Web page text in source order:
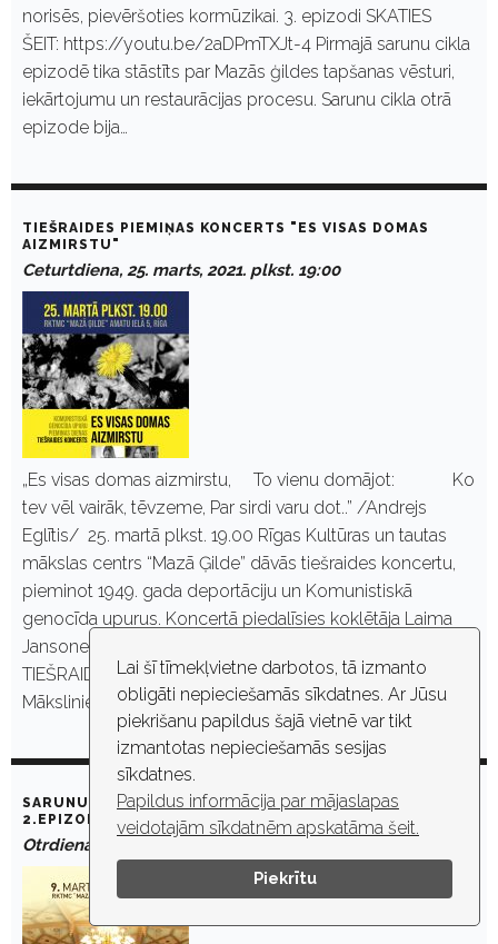
Lai šī tīmekļvietne darbotos, tā izmanto
obligāti nepieciešamās sīkdatnes. Ar Jūsu
piekrišanu papildus šajā vietnē var tikt
izmantotas nepieciešamās sesijas
sīkdatnes.
Papildus informācija par mājaslapas
veidotajām sīkdatnēm apskatāma šeit.
Piekrītu
norisēs, pievēršoties kormūzikai. 3. epizodi SKATIES
ŠEIT: https://youtu.be/2aDPmTXJt-4 Pirmajā sarunu cikla
epizodē tika stāstīts par Mazās ģildes tapšanas vēsturi,
iekārtojumu un restaurācijas procesu. Sarunu cikla otrā
epizode bija…
TIEŠRAIDES PIEMIŅAS KONCERTS "ES VISAS DOMAS
AIZMIRSTU"
Ceturtdiena, 25. marts, 2021. plkst. 19:00
„Es visas domas aizmirstu, To vienu domājot: Ko
tev vēl vairāk, tēvzeme, Par sirdi varu dot..” /Andrejs
Eglītis/ 25. martā plkst. 19.00 Rīgas Kultūras un tautas
mākslas centrs “Mazā Ģilde” dāvās tiešraides koncertu,
pieminot 1949. gada deportāciju un Komunistiskā
genocīda upurus. Koncertā piedalīsies koklētāja Laima
Jansone un dziedātāja Anta Eņģele. KONCERTA
TIEŠRAIDE ŠEIT: https://youtu.be/mH6dhZTNdfY
Mākslinieces…
SARUNU CIKLS „NOSLĒPUMAINĀ MAZĀ ĢILDE”. DEJA. _
2.EPIZODE
Otrdiena, 9. marts, 2021. plkst. 19:00